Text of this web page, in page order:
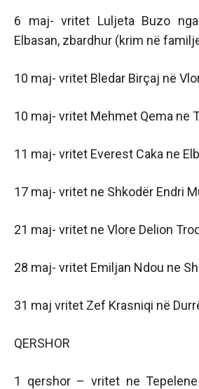
6 maj- vritet Luljeta Buzo
Elbasan, zbardhur (krim në
10 maj- vritet Bledar Birçaj në
10 maj- vritet Mehmet Qema ne
11 maj- vritet Everest Caka ne
17 maj- vritet ne Shkodër Endri
21 maj- vritet ne Vlore Delion
28 maj- vritet Emiljan Ndou ne
31 maj vritet Zef Krasniqi në
QERSHOR
1 qershor – vritet ne